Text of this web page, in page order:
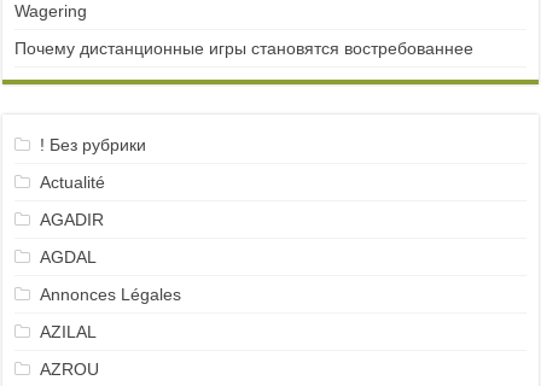
Wagering
Почему дистанционные игры становятся востребованнее
! Без рубрики
Actualité
AGADIR
AGDAL
Annonces Légales
AZILAL
AZROU